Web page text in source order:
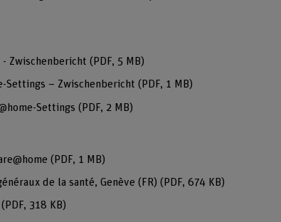
- Zwischenbericht(PDF, 5 MB)
Settings – Zwischenbericht(PDF, 1 MB)
Settings(PDF, 2 MB)
(PDF, 1 MB)
de la santé, Genève (FR)(PDF, 674 KB)
(PDF, 318 KB)